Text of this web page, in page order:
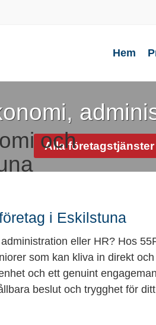
Hem
Alla företagstjänster
och
i Eskilstuna
eller HR? Hos
som kan kliva in direkt
och ett genuint
beslut och trygghet för ditt